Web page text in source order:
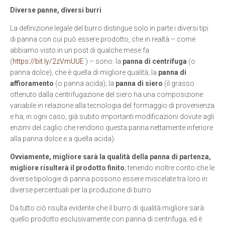
Diverse panne, diversi burri
La definizione legale del burro distingue solo in parte i diversi tipi
di panna con cui può essere prodotto, che in realtà – come
abbiamo visto in un post di qualche mese fa
(https://bit.ly/2zVmUUE ) – sono: la panna di centrifuga (o
panna dolce), che è quella di migliore qualità; la panna di
affioramento (o panna acida); la panna di siero (il grasso
ottenuto dalla centrifugazione del siero ha una composizione
variabile in relazione alla tecnologia del formaggio di provenienza
e ha, in ogni caso, già subito importanti modificazioni dovute agli
enzimi del caglio che rendono questa panna nettamente inferiore
alla panna dolce e a quella acida).
Ovviamente, migliore sarà la qualità della panna di partenza,
migliore risulterà il prodotto finito; tenendo inoltre conto che le
diverse tipologie di panna possono essere miscelate tra loro in
diverse percentuali per la produzione di burro.
Da tutto ciò risulta evidente che il burro di qualità migliore sarà
quello prodotto esclusivamente con panna di centrifuga; ed è